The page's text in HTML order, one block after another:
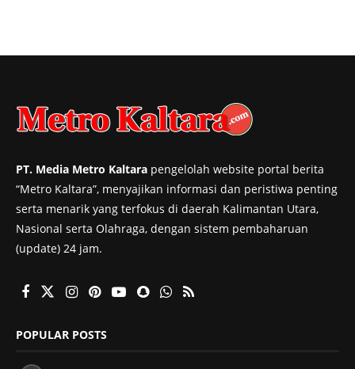
PT. Media Metro Kaltara pengelolah website portal berita
“Metro Kaltara”, menyajikan informasi dan peristiwa penting
serta menarik yang terfokus di daerah Kalimantan Utara,
Nasional serta Olahraga, dengan sistem pembaharuan
(update) 24 jam.
POPULAR POSTS